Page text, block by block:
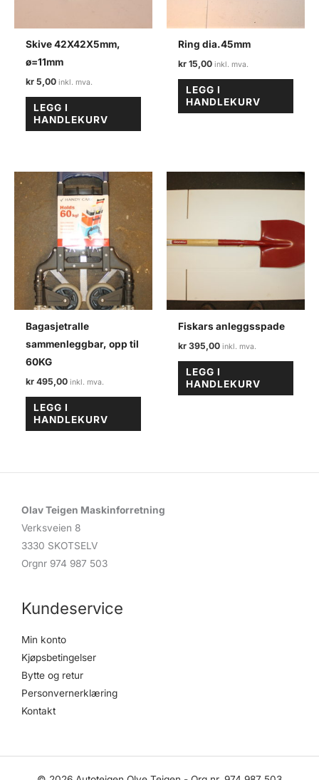
Skive 42X42X5mm,
ø=11mm
kr 5,00
LEGG I
HANDLEKURV
Ring dia.45mm
kr 15,00
LEGG I
HANDLEKURV
Bagasjetralle
sammenleggbar, opp til
60KG
kr 495,00
LEGG I
HANDLEKURV
Fiskars anleggsspade
kr 395,00
LEGG I
HANDLEKURV
Olav Teigen Maskinforretning
Verksveien 8
3330 SKOTSELV
Orgnr 974 987 503
Kundeservice
Min konto
Kjøpsbetingelser
Bytte og retur
Personvernerklæring
Kontakt